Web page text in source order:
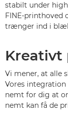
stabilt under
FINE-printhoved
trænger ind i
Kreativt
Vi mener, at alle
Vores
nemt for dig at
nemt kan få de